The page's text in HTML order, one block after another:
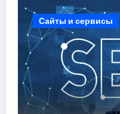
Сайты и сервисы